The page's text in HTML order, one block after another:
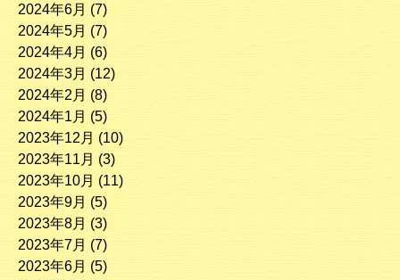
2024年6月 (7)
2024年5月 (7)
2024年4月 (6)
2024年3月 (12)
2024年2月 (8)
2024年1月 (5)
2023年12月 (10)
2023年11月 (3)
2023年10月 (11)
2023年9月 (5)
2023年8月 (3)
2023年7月 (7)
2023年6月 (5)